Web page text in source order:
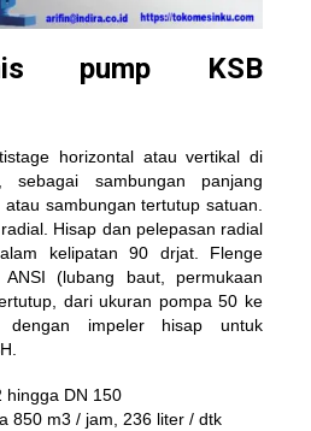
pump KSB
horizontal atau vertikal di
sebagai sambungan panjang
sambungan tertutup satuan.
Hisap dan pelepasan radial
kelipatan 90 drjat. Flenge
(lubang baut, permukaan
dari ukuran pompa 50 ke
impeler hisap untuk
hingga DN 150
850 m3 / jam, 236 liter / dtk